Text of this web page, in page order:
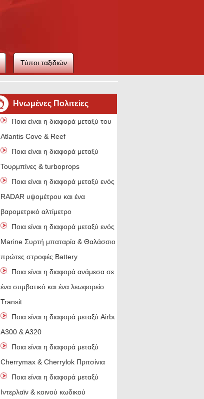
Τύποι ταξιδιών
Ηνωμένες Πολιτείες
Ποια είναι η διαφορά μεταξύ του
Atlantis Cove & Reef
Ποια είναι η διαφορά μεταξύ
Τουρμπίνες & turboprops
Ποια είναι η διαφορά μεταξύ ενός
RADAR υψομέτρου και ένα
βαρομετρικό αλτίμετρο
Ποια είναι η διαφορά μεταξύ ενός
Marine Συρτή μπαταρία & Θαλάσσιου
πρώτες στροφές Battery
Ποια είναι η διαφορά ανάμεσα σε
ένα συμβατικό και ένα λεωφορείο
Transit
Ποια είναι η διαφορά μεταξύ Airbus
A300 & A320
Ποια είναι η διαφορά μεταξύ
Cherrymax & Cherrylok Πριτσίνια
Ποια είναι η διαφορά μεταξύ
Ιντερλαϊν & κοινού κωδικού